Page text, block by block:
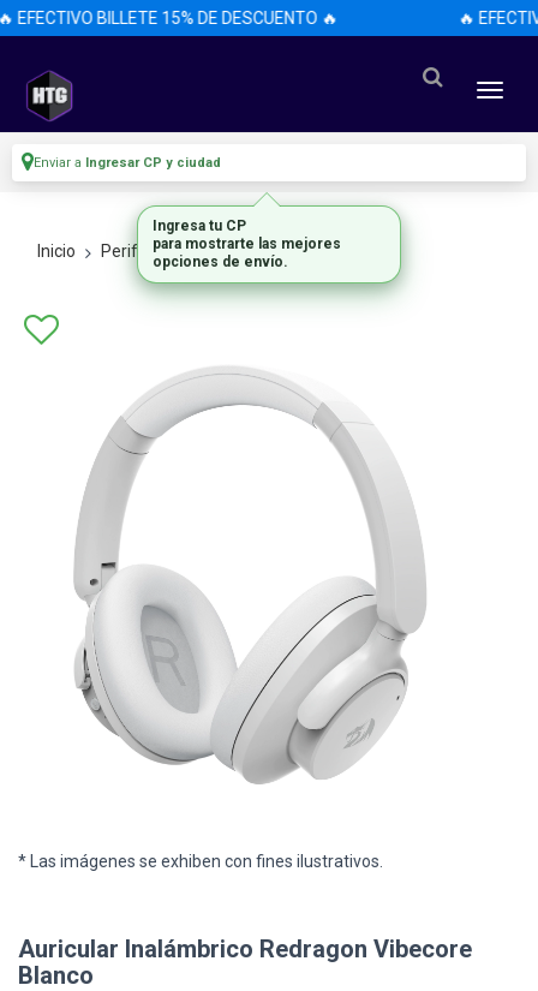
EFECTIVO BILLETE 15% DE DESCUENTO 🔥 🔥
Enviar a Ingresar CP y ciudad
Inicio Perifericos Auriculares
* Las imágenes se exhiben con fines ilustrativos.
Auricular Inalámbrico Redragon Vibecore
Blanco
Ingresa tu CP
para mostrarte las mejores
opciones de envío.